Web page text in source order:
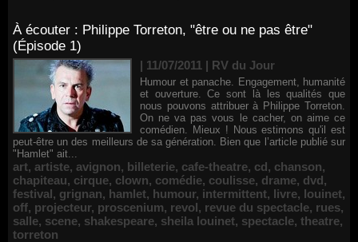
À écouter : Philippe Torreton, "être ou ne pas être"
(Épisode 1)
| 11/07/2011 | RV du Jour
Humour et panache. Engagement, humanité
et ouverture. Ce sont là les qualités que
nous pouvons attribuer à Philippe Torreton.
On ne va pas vous le cacher, on aime ce
comédien. Mieux ! Nous estimons qu'il est
peut-être un des meilleurs de sa génération. Bien que l’article publié sur
"Hamlet" ait...
art, artiste, avignon, billeterie, cafe-theatre, cd, chanson,
chapiteau, cirque, clown, comédie, coulisse, drame, dvd,
festival, grignan, hamlet, humour, intermittent, livre, louinet,
off, projecteur, proscenium, revol, revue du spectacle, rues,
salle, scene, shakespeare, sheila louinet, spectacle, theatre,
torreton